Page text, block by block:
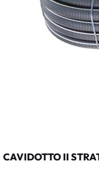
CAVIDOTTO II